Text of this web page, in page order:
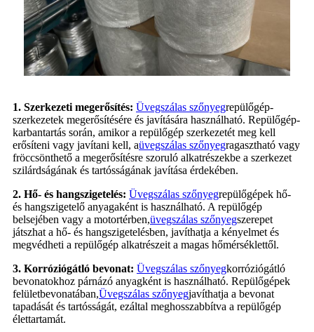
1. Szerkezeti megerősítés: Üvegszálas szőnyegrepülőgép-
szerkezetek megerősítésére és javítására használható. Repülőgép-
karbantartás során, amikor a repülőgép szerkezetét meg kell
erősíteni vagy javítani kell, aüvegszálas szőnyegragasztható vagy
fröccsönthető a megerősítésre szoruló alkatrészekbe a szerkezet
szilárdságának és tartósságának javítása érdekében.
2. Hő- és hangszigetelés: Üvegszálas szőnyegrepülőgépek hő-
és hangszigetelő anyagaként is használható. A repülőgép
belsejében vagy a motortérben,üvegszálas szőnyegszerepet
játszhat a hő- és hangszigetelésben, javíthatja a kényelmet és
megvédheti a repülőgép alkatrészeit a magas hőmérséklettől.
3. Korróziógátló bevonat: Üvegszálas szőnyegkorróziógátló
bevonatokhoz párnázó anyagként is használható. Repülőgépek
felületbevonatában,Üvegszálas szőnyegjavíthatja a bevonat
tapadását és tartósságát, ezáltal meghosszabbítva a repülőgép
élettartamát.